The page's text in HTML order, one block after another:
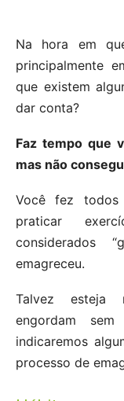
Na hora em
principalmente
que existem
dar conta?
Faz tempo que
mas não
Você fez
praticar
considerados
emagreceu.
Talvez esteja
engordam
indicaremos
processo de